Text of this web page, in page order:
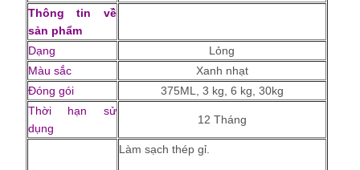
Thông tin về
sản phẩm
Dạng
Lỏng
Màu sắc
Xanh nhạt
Đóng gói
375ML, 3 kg, 6 kg, 30kg
Thời hạn sử
dụng
12 Tháng
Làm sạch thép gỉ.